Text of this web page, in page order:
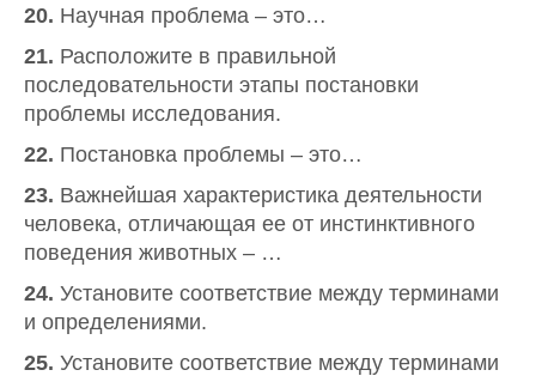
20. Научная проблема – это…
21. Расположите в правильной
последовательности этапы постановки
проблемы исследования.
22. Постановка проблемы – это…
23. Важнейшая характеристика деятельности
человека, отличающая ее от инстинктивного
поведения животных – …
24. Установите соответствие между терминами
и определениями.
25. Установите соответствие между терминами